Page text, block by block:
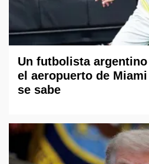
Un futbolista
el aeropuerto de
se sabe